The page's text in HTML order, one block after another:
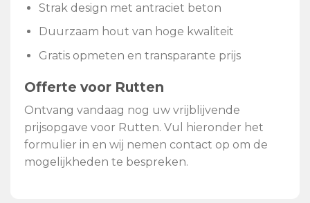
Strak design met antraciet beton
Duurzaam hout van hoge kwaliteit
Gratis opmeten en transparante prijs
Offerte voor Rutten
Ontvang vandaag nog uw vrijblijvende
prijsopgave voor Rutten. Vul hieronder het
formulier in en wij nemen contact op om de
mogelijkheden te bespreken.